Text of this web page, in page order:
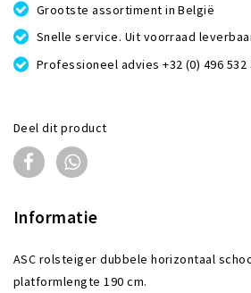
Grootste assortiment in België
Snelle service. Uit voorraad
Professioneel advies +32 (0) 496 532
Deel dit product
Informatie
ASC rolsteiger dubbele horizontaal
platformlengte 190 cm.